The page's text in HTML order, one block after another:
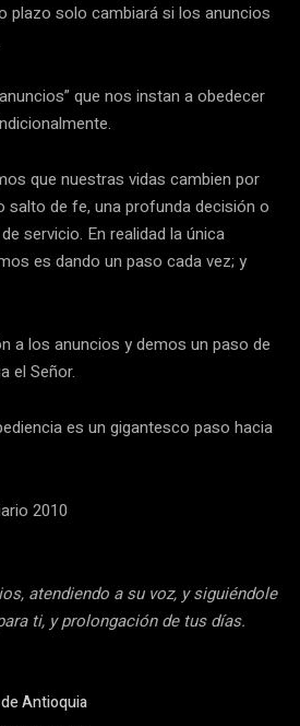
plazo solo cambiará si los anuncios
que nos instan a obedecer
que nuestras vidas cambien por
salto de fe, una profunda decisión o
servicio. En realidad la única
es dando un paso cada vez; y
a los anuncios y demos un paso de
el Señor.
es un gigantesco paso hacia
2010
atendiendo a su voz, y siguiéndole
ti, y prolongación de tus días.
Antioquia